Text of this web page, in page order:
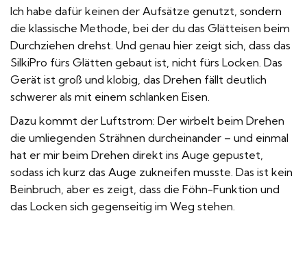
Ich habe dafür keinen der Aufsätze genutzt, sondern
die klassische Methode, bei der du das Glätteisen beim
Durchziehen drehst. Und genau hier zeigt sich, dass das
SilkiPro fürs Glätten gebaut ist, nicht fürs Locken. Das
Gerät ist groß und klobig, das Drehen fällt deutlich
schwerer als mit einem schlanken Eisen.
Dazu kommt der Luftstrom: Der wirbelt beim Drehen
die umliegenden Strähnen durcheinander – und einmal
hat er mir beim Drehen direkt ins Auge gepustet,
sodass ich kurz das Auge zukneifen musste. Das ist kein
Beinbruch, aber es zeigt, dass die Föhn-Funktion und
das Locken sich gegenseitig im Weg stehen.